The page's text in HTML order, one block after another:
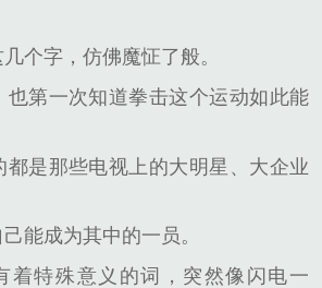
个字，仿佛魔怔了般。
也第一次知道拳击这个运动如此能
都是那些电视上的大明星、大企业
能成为其中的一员。
着特殊意义的词，突然像闪电一